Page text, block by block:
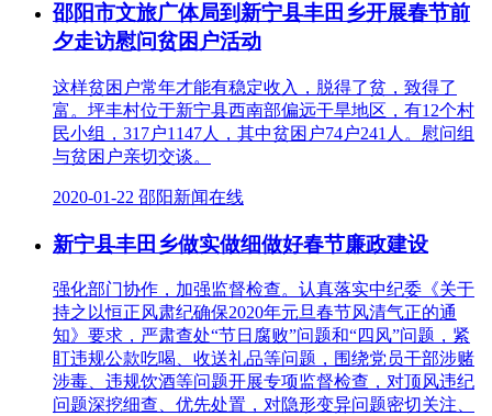
邵阳市文旅广体局到新宁县丰田乡开展春节前
夕走访慰问贫困户活动
这样贫困户常年才能有稳定收入，脱得了贫，致得了
富。坪丰村位于新宁县西南部偏远干旱地区，有12个村
民小组，317户1147人，其中贫困户74户241人。慰问组
与贫困户亲切交谈。
2020-01-22 邵阳新闻在线
新宁县丰田乡做实做细做好春节廉政建设
强化部门协作，加强监督检查。认真落实中纪委《关于
持之以恒正风肃纪确保2020年元旦春节风清气正的通
知》要求，严肃查处“节日腐败”问题和“四风”问题，紧
盯违规公款吃喝、收送礼品等问题，围绕党员干部涉赌
涉毒、违规饮酒等问题开展专项监督检查，对顶风违纪
问题深挖细查、优先处置，对隐形变异问题密切关注、